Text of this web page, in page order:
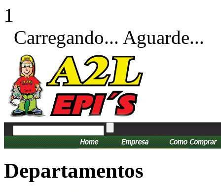
1
Carregando... Aguarde...
Departamentos